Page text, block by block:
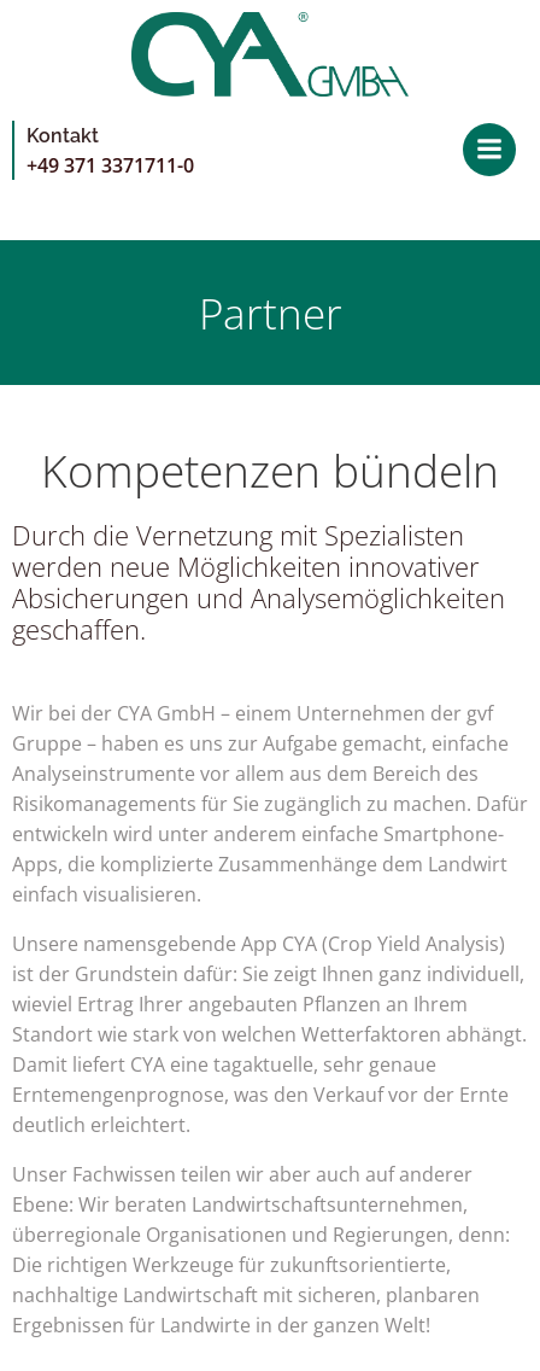
Zum
Inhalt
springen
Kontakt
+49 371 3371711-0
Partner
Kompetenzen bündeln
Durch die Vernetzung mit Spezialisten
werden neue Möglichkeiten innovativer
Absicherungen und Analysemöglichkeiten
geschaffen.
Wir bei der CYA GmbH – einem Unternehmen der gvf
Gruppe – haben es uns zur Aufgabe gemacht, einfache
Analyseinstrumente vor allem aus dem Bereich des
Risikomanagements für Sie zugänglich zu machen. Dafür
entwickeln wird unter anderem einfache Smartphone-
Apps, die komplizierte Zusammenhänge dem Landwirt
einfach visualisieren.
Unsere namensgebende App CYA (Crop Yield Analysis)
ist der Grundstein dafür: Sie zeigt Ihnen ganz individuell,
wieviel Ertrag Ihrer angebauten Pflanzen an Ihrem
Standort wie stark von welchen Wetterfaktoren abhängt.
Damit liefert CYA eine tagaktuelle, sehr genaue
Erntemengenprognose, was den Verkauf vor der Ernte
deutlich erleichtert.
Unser Fachwissen teilen wir aber auch auf anderer
Ebene: Wir beraten Landwirtschaftsunternehmen,
überregionale Organisationen und Regierungen, denn:
Die richtigen Werkzeuge für zukunftsorientierte,
nachhaltige Landwirtschaft mit sicheren, planbaren
Ergebnissen für Landwirte in der ganzen Welt!